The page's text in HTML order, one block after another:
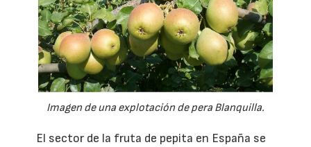
Imagen de una explotación de pera Blanquilla.
El sector de la fruta de pepita en España se